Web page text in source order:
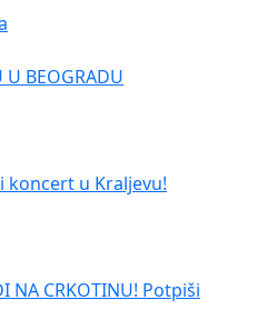
U BEOGRADU
koncert u Kraljevu!
NA CRKOTINU! Potpiši